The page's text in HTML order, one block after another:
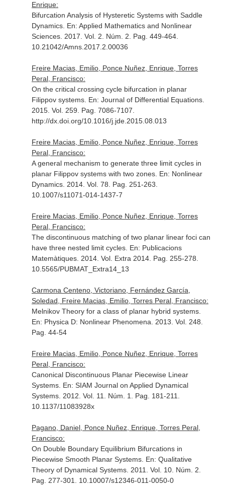
Enrique:
Bifurcation Analysis of Hysteretic Systems with Saddle
Dynamics. En: Applied Mathematics and Nonlinear
Sciences. 2017. Vol. 2. Núm. 2. Pag. 449-464.
10.21042/Amns.2017.2.00036
Freire Macias, Emilio, Ponce Nuñez, Enrique, Torres
Peral, Francisco:
On the critical crossing cycle bifurcation in planar
Filippov systems. En: Journal of Differential Equations.
2015. Vol. 259. Pag. 7086-7107.
http://dx.doi.org/10.1016/j.jde.2015.08.013
Freire Macias, Emilio, Ponce Nuñez, Enrique, Torres
Peral, Francisco:
A general mechanism to generate three limit cycles in
planar Filippov systems with two zones. En: Nonlinear
Dynamics. 2014. Vol. 78. Pag. 251-263.
10.1007/s11071-014-1437-7
Freire Macias, Emilio, Ponce Nuñez, Enrique, Torres
Peral, Francisco:
The discontinuous matching of two planar linear foci can
have three nested limit cycles. En: Publicacions
Matemàtiques. 2014. Vol. Extra 2014. Pag. 255-278.
10.5565/PUBMAT_Extra14_13
Carmona Centeno, Victoriano, Fernández García,
Soledad, Freire Macias, Emilio, Torres Peral, Francisco:
Melnikov Theory for a class of planar hybrid systems.
En: Physica D: Nonlinear Phenomena . 2013. Vol. 248.
Pag. 44-54
Freire Macias, Emilio, Ponce Nuñez, Enrique, Torres
Peral, Francisco:
Canonical Discontinuous Planar Piecewise Linear
Systems. En: SIAM Journal on Applied Dynamical
Systems. 2012. Vol. 11. Núm. 1. Pag. 181-211.
10.1137/11083928x
Pagano, Daniel, Ponce Nuñez, Enrique, Torres Peral,
Francisco:
On Double Boundary Equilibrium Bifurcations in
Piecewise Smooth Planar Systems. En: Qualitative
Theory of Dynamical Systems. 2011. Vol. 10. Núm. 2.
Pag. 277-301. 10.10007/s12346-011-0050-0